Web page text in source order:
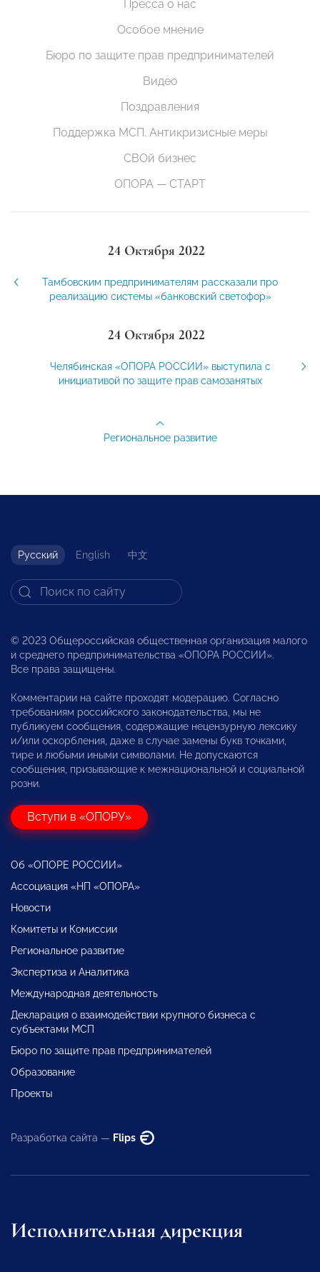
Пресса о нас
Особое мнение
Бюро по защите прав предпринимателей
Видео
Поздравления
Поддержка МСП. Антикризисные меры
СВОй бизнес
ОПОРА — СТАРТ
24 Октября 2022
Тамбовским предпринимателям рассказали про
реализацию системы «банковский светофор»
24 Октября 2022
Челябинская «ОПОРА РОССИИ» выступила с
инициативой по защите прав самозанятых
Региональное развитие
Русский English 中文
© 2023 Общероссийская общественная организация малого
и среднего предпринимательства «ОПОРА РОССИИ».
Все права защищены.
Комментарии на сайте проходят модерацию. Согласно
требованиям российского законодательства, мы не
публикуем сообщения, содержащие нецензурную лексику
и/или оскорбления, даже в случае замены букв точками,
тире и любыми иными символами. Не допускаются
сообщения, призывающие к межнациональной и социальной
розни.
Вступи в «ОПОРУ»
Об «ОПОРЕ РОССИИ»
Ассоциация «НП «ОПОРА»
Новости
Комитеты и Комиссии
Региональное развитие
Экспертиза и Аналитика
Международная деятельность
Декларация о взаимодействии крупного бизнеса с
субъектами МСП
Бюро по защите прав предпринимателей
Образование
Проекты
Разработка сайта — Flips
Исполнительная дирекция